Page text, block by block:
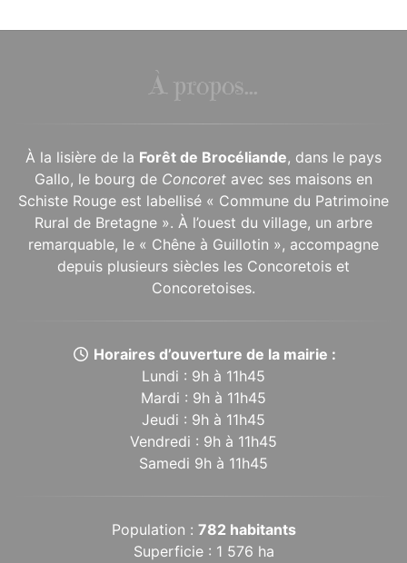
À propos...
À la lisière de la Forêt de Brocéliande, dans le pays
Gallo, le bourg de Concoret avec ses maisons en
Schiste Rouge est labellisé « Commune du Patrimoine
Rural de Bretagne ». À l’ouest du village, un arbre
remarquable, le « Chêne à Guillotin », accompagne
depuis plusieurs siècles les Concoretois et
Concoretoises.
Horaires d’ouverture de la mairie :
Lundi : 9h à 11h45
Mardi : 9h à 11h45
Jeudi : 9h à 11h45
Vendredi : 9h à 11h45
Samedi 9h à 11h45
Population : 782 habitants
Superficie : 1 576 ha